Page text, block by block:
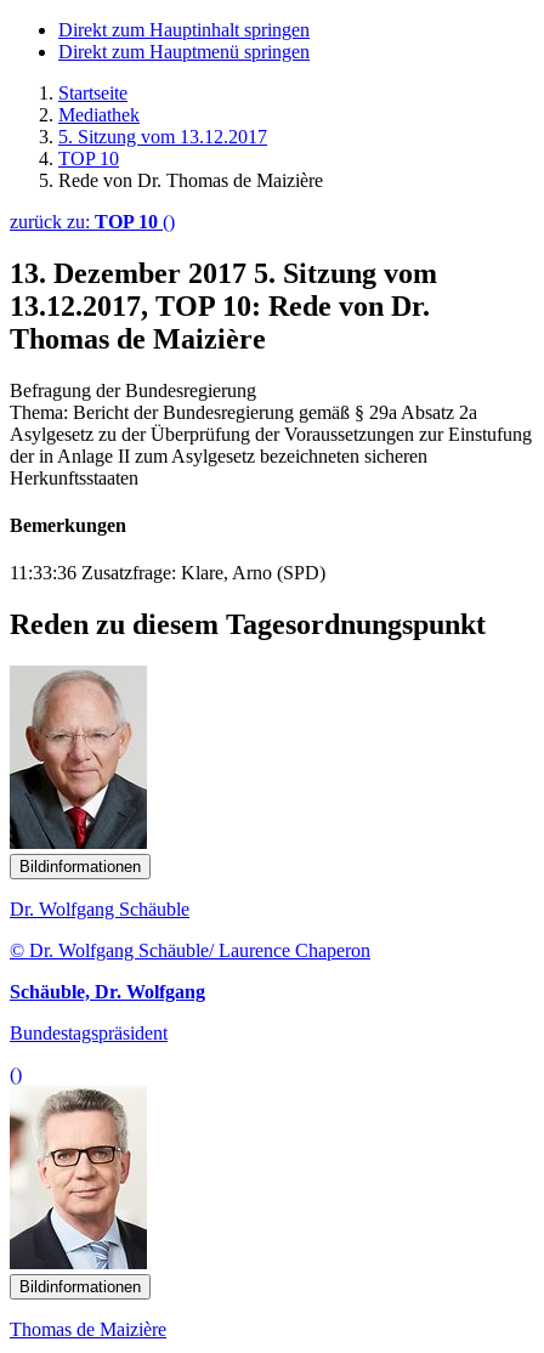
Direkt zum Hauptinhalt springen
Direkt zum Hauptmenü springen
Startseite
Mediathek
5. Sitzung vom 13.12.2017
TOP 10
Rede von Dr. Thomas de Maizière
zurück zu: TOP 10 ()
13. Dezember 2017 5. Sitzung vom
13.12.2017, TOP 10: Rede von Dr.
Thomas de Maizière
Befragung der Bundesregierung
Thema: Bericht der Bundesregierung gemäß § 29a Absatz 2a
Asylgesetz zu der Überprüfung der Voraussetzungen zur Einstufung
der in Anlage II zum Asylgesetz bezeichneten sicheren
Herkunftsstaaten
Bemerkungen
11:33:36 Zusatzfrage: Klare, Arno (SPD)
Reden zu diesem Tagesordnungspunkt
Bildinformationen
Dr. Wolfgang Schäuble
© Dr. Wolfgang Schäuble/ Laurence Chaperon
Schäuble, Dr. Wolfgang
Bundestagspräsident
()
Bildinformationen
Thomas de Maizière